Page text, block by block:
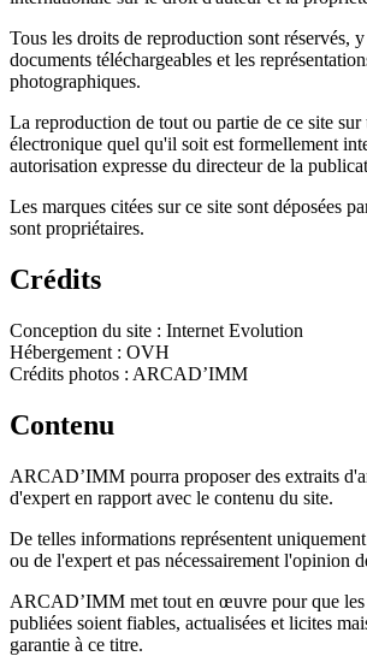
Tous les droits de reproduction sont réservés,
documents téléchargeables et les
photographiques.
La reproduction de tout ou partie de ce site sur
électronique quel qu'il soit est formellement
autorisation expresse du directeur de la
Les marques citées sur ce site sont déposées
sont propriétaires.
Crédits
Conception du site : Internet Evolution
Hébergement : OVH
Crédits photos : ARCAD’IMM
Contenu
ARCAD’IMM pourra proposer des extraits
d'expert en rapport avec le contenu du site.
De telles informations représentent
ou de l'expert et pas nécessairement l'opinion
ARCAD’IMM met tout en œuvre pour que
publiées soient fiables, actualisées et licites
garantie à ce titre.